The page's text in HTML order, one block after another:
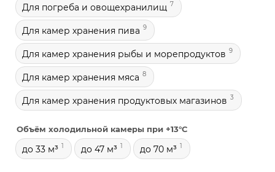
Для погреба и овощехранилищ 7
Для камер хранения пива 9
Для камер хранения рыбы и морепродуктов 9
Для камер хранения мяса 8
Для камер хранения продуктовых магазинов 3
Объём холодильной камеры при +13°С
до 33 м³ 1 до 47 м³ 1 до 70 м³ 1